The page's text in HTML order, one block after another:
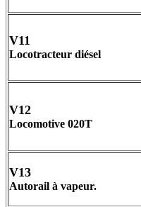
V11
Locotracteur diésel
V12
Locomotive 020T
V13
Autorail à vapeur.